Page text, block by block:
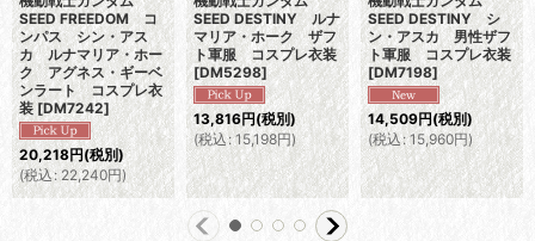
SEED FREEDOM コ
ンパス シン・アス
カ ルナマリア・ホー
ク アグネス・ギーベ
ンラート コスプレ衣
装 [DM7242]
20,218円(税別)
(税込: 22,240円)
SEED DESTINY ルナ
マリア・ホーク ザフ
ト軍服 コスプレ衣装
[DM5298]
13,816円(税別)
(税込 : 15,198円)
SEED DESTINY シ
ン・アスカ 男性ザフ
ト軍服 コスプレ衣装
[DM7198]
14,509円(税別)
(税込: 15,960円)